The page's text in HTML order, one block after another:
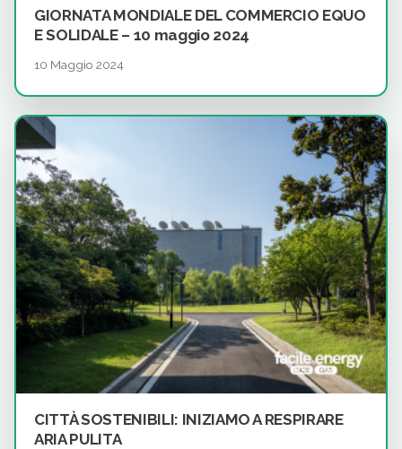
GIORNATA MONDIALE DEL COMMERCIO EQUO
E SOLIDALE – 10 maggio 2024
10 Maggio 2024
CITTÀ SOSTENIBILI: INIZIAMO A RESPIRARE
ARIA PULITA